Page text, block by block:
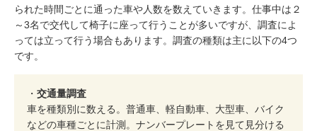
られた時間ごとに通った車や人数を数えていきます。仕事中は２
～3名で交代して椅子に座って行うことが多いですが、調査によ
っては立って行う場合もあります。調査の種類は主に以下の4つ
です。
・ 交通量調査
車を種類別に数える。普通車、軽自動車、大型車、バイク
などの車種ごとに計測。ナンバープレートを見て見分ける